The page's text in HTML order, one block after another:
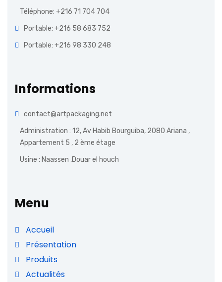
Téléphone: +216 71 704 704
Portable: +216 58 683 752
Portable: +216 98 330 248
Informations
contact@artpackaging.net
Administration : 12, Av Habib Bourguiba, 2080 Ariana ,
Appartement 5 , 2 ème étage
Usine : Naassen ,Douar el houch
Menu
Accueil
Présentation
Produits
Actualités